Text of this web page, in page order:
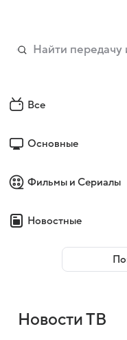
Все
Основные
Фильмы и Сериалы
Новостные
Новости ТВ